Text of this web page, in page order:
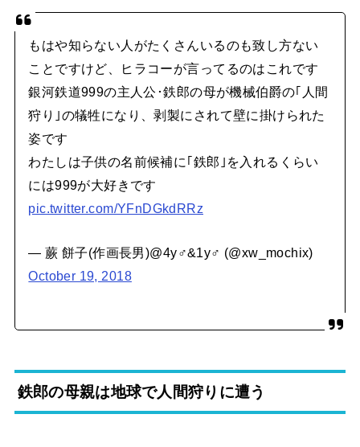
もはや知らない人がたくさんいるのも致し方ない
ことですけど、ヒラコーが言ってるのはこれです
銀河鉄道999の主人公･鉄郎の母が機械伯爵の｢人間
狩り｣の犠牲になり、剥製にされて壁に掛けられた
姿です
わたしは子供の名前候補に｢鉄郎｣を入れるくらい
には999が大好きです
pic.twitter.com/YFnDGkdRRz
— 蕨 餅子(作画長男)@4y♂&1y♂ (@xw_mochix)
October 19, 2018
鉄郎の母親は地球で人間狩りに遭う